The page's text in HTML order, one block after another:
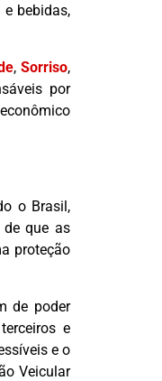
bebidas,
, Sorriso,
por
o Brasil,
que as
proteção
de poder
e
e o
Veicular